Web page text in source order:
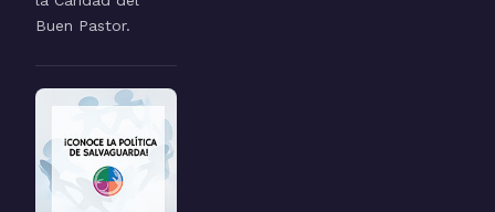
Buen Pastor.